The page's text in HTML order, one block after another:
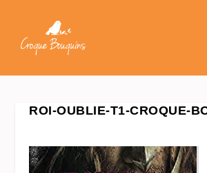
ROI-OUBLIE-T1-CROQUE-